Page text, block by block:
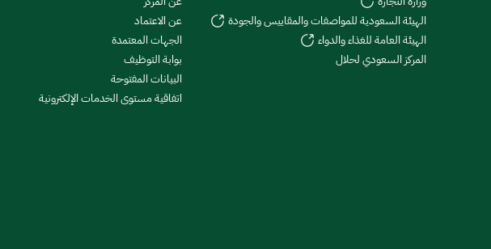
الهيئة السعودية للمواصفات والمقاييس والجودة
الهيئة العامة للغذاء والدواء
المركز السعودي لحلال
عن الاعتماد
الجهات المعتمدة
بوابة التوظيف
البيانات المفتوحة
اتفاقية مستوى الخدمات الإلكترونية